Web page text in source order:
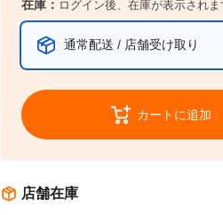
在庫： ログイン後、在庫が表示されま
通常配送 / 店舗受け取り
カートに追加
店舗在庫